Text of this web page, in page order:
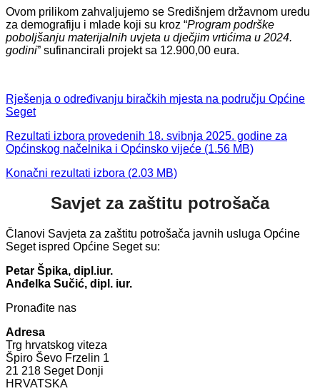
Ovom prilikom zahvaljujemo se Središnjem državnom uredu
za demografiju i mlade koji su kroz “Program podrške
poboljšanju materijalnih uvjeta u dječjim vrtićima u 2024.
godini” sufinancirali projekt sa 12.900,00 eura.
Rješenja o određivanju biračkih mjesta na području Općine
Seget
Rezultati izbora provedenih 18. svibnja 2025. godine za
Općinskog načelnika i Općinsko vijeće
Konačni rezultati izbora
Savjet za zaštitu potrošača
Članovi Savjeta za zaštitu potrošača javnih usluga Općine
Seget ispred Općine Seget su:
Petar Špika, dipl.iur.
Anđelka Sučić, dipl. iur.
Pronađite nas
Adresa
Trg hrvatskog viteza
Špiro Ševo Frzelin 1
21 218 Seget Donji
HRVATSKA